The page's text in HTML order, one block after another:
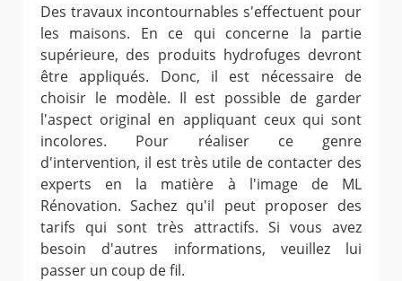
Des travaux incontournables s'effectuent pour
les maisons. En ce qui concerne la partie
supérieure, des produits hydrofuges devront
être appliqués. Donc, il est nécessaire de
choisir le modèle. Il est possible de garder
l'aspect original en appliquant ceux qui sont
incolores. Pour réaliser ce genre
d'intervention, il est très utile de contacter des
experts en la matière à l'image de ML
Rénovation. Sachez qu'il peut proposer des
tarifs qui sont très attractifs. Si vous avez
besoin d'autres informations, veuillez lui
passer un coup de fil.